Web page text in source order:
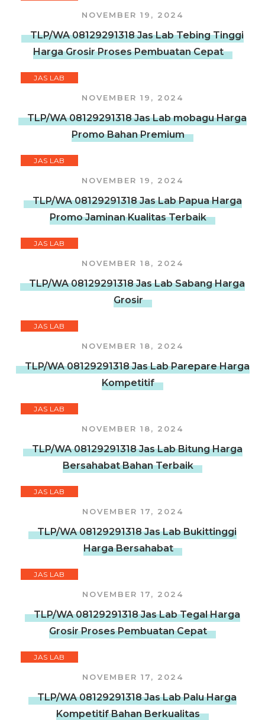
NOVEMBER 19, 2024
TLP/WA 08129291318 Jas Lab Tebing Tinggi
Harga Grosir Proses Pembuatan Cepat
JAS LAB
NOVEMBER 19, 2024
TLP/WA 08129291318 Jas Lab mobagu Harga
Promo Bahan Premium
JAS LAB
NOVEMBER 19, 2024
TLP/WA 08129291318 Jas Lab Papua Harga
Promo Jaminan Kualitas Terbaik
JAS LAB
NOVEMBER 18, 2024
TLP/WA 08129291318 Jas Lab Sabang Harga
Grosir
JAS LAB
NOVEMBER 18, 2024
TLP/WA 08129291318 Jas Lab Parepare Harga
Kompetitif
JAS LAB
NOVEMBER 18, 2024
TLP/WA 08129291318 Jas Lab Bitung Harga
Bersahabat Bahan Terbaik
JAS LAB
NOVEMBER 17, 2024
TLP/WA 08129291318 Jas Lab Bukittinggi
Harga Bersahabat
JAS LAB
NOVEMBER 17, 2024
TLP/WA 08129291318 Jas Lab Tegal Harga
Grosir Proses Pembuatan Cepat
JAS LAB
NOVEMBER 17, 2024
TLP/WA 08129291318 Jas Lab Palu Harga
Kompetitif Bahan Berkualitas